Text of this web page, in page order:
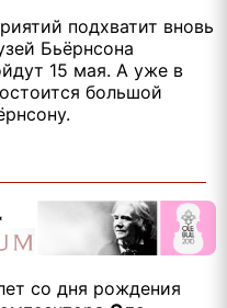
подхватит вновь
Бьёрнсона
15 мая. А уже в
большой
со дня рождения